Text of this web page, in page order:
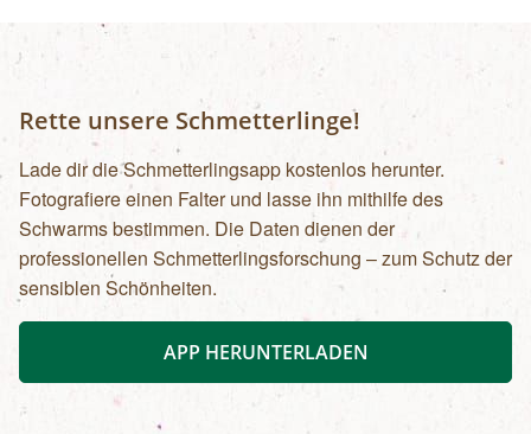
Rette unsere Schmetterlinge!
Lade dir die Schmetterlingsapp kostenlos herunter.
Fotografiere einen Falter und lasse ihn mithilfe des
Schwarms bestimmen. Die Daten dienen der
professionellen Schmetterlingsforschung – zum Schutz der
sensiblen Schönheiten.
APP HERUNTERLADEN